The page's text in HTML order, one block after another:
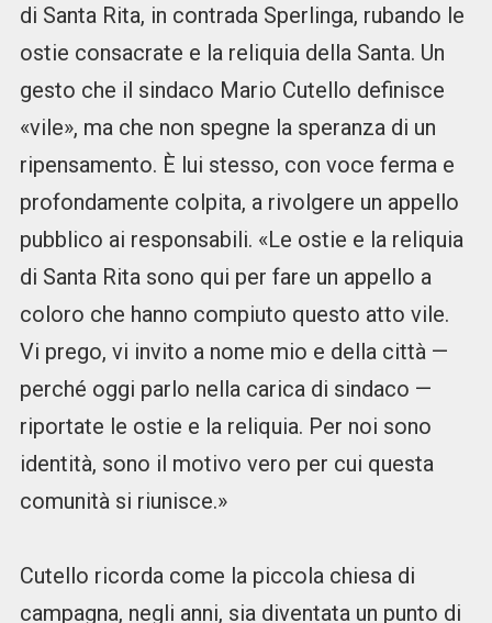
di Santa Rita, in contrada Sperlinga, rubando le
ostie consacrate e la reliquia della Santa. Un
gesto che il sindaco Mario Cutello definisce
«vile», ma che non spegne la speranza di un
ripensamento. È lui stesso, con voce ferma e
profondamente colpita, a rivolgere un appello
pubblico ai responsabili. «Le ostie e la reliquia
di Santa Rita sono qui per fare un appello a
coloro che hanno compiuto questo atto vile.
Vi prego, vi invito a nome mio e della città —
perché oggi parlo nella carica di sindaco —
riportate le ostie e la reliquia. Per noi sono
identità, sono il motivo vero per cui questa
comunità si riunisce.»
Cutello ricorda come la piccola chiesa di
campagna, negli anni, sia diventata un punto di